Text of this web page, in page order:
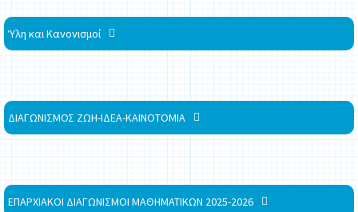
Ύλη και Κανονισμοί
ΔΙΑΓΩΝΙΣΜΟΣ ΖΩΗ-ΙΔΕΑ-ΚΑΙΝΟΤΟΜΙΑ
ΕΠΑΡΧΙΑΚΟΙ ΔΙΑΓΩΝΙΣΜΟΙ ΜΑΘΗΜΑΤΙΚΩΝ 2025-2026